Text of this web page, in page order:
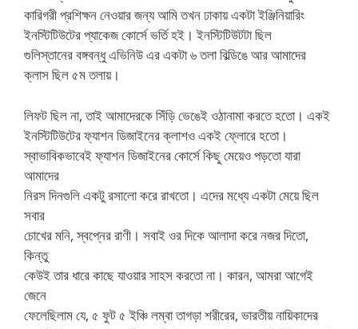
কারিগরী প্রশিক্ষন নেওয়ার জন্য আমি তখন ঢাকায় একটা ইঞ্জিনিয়ারিং
ইনস্টিটিউটের প্যাকেজ কোর্সে ভর্তি হই। ইনস্টিটিউটটা ছিল
গুলিস্তানের বঙ্গবন্ধু এভিনিউ এর একটা ৬ তলা বিল্ডিঙে আর আমাদের
ক্লাস ছিল ৫ম তলায়।
লিফট ছিল না, তাই আমাদেরকে সিঁড়ি ভেঙেই ওঠানামা করতে হতো। একই
ইনস্টিটিউটের ফ্যাশন ডিজাইনের ক্লাশও একই ফ্লোরে হতো।
স্বাভাবিকভাবেই ফ্যাশন ডিজাইনের কোর্সে কিছু মেয়েও পড়তো যারা
আমাদের
নিরস দিনগুলি একটু রসালো করে রাখতো। এদের মধ্যে একটা মেয়ে ছিল
সবার
চোখের মনি, স্বপ্নের রাণী। সবাই ওর দিকে আলাদা করে নজর দিতো,
কিন্তু
কেউই তার ধারে কাছে যাওয়ার সাহস করতো না। কারন, আমরা আগেই
জেনে
ফেলেছিলাম যে, ৫ ফুট ৫ ইঞ্চি লম্বা তাগড়া শরীরের, ভারতীয় নায়িকাদের